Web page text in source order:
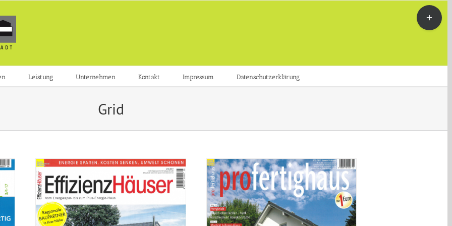
Leistung Unternehmen Kontakt Impressum Datenschutzerklärung
Grid
Toggle
Sliding
Bar